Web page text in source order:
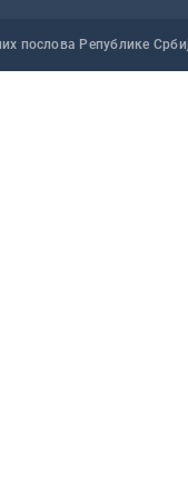
послова Републике